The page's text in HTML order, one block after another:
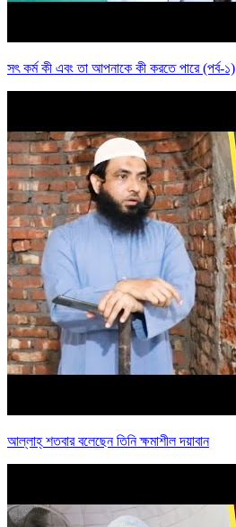
সৎ কর্ম কী এবং তা আপনাকে কী করতে পারে (পর্ব-১)
আল্লাহ্ শতবার বলেছেন তিনি ক্ষমাশীল দয়াবান